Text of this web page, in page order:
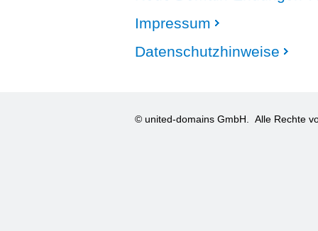
Impressum
Datenschutzhinweise
© united-domains GmbH. Alle Rechte